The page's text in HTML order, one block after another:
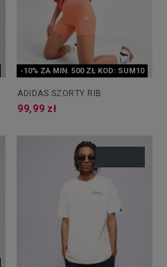
-10% ZA MIN. 500 ZŁ KOD: SUM10
ADIDAS SZORTY RIB
99,99 zł